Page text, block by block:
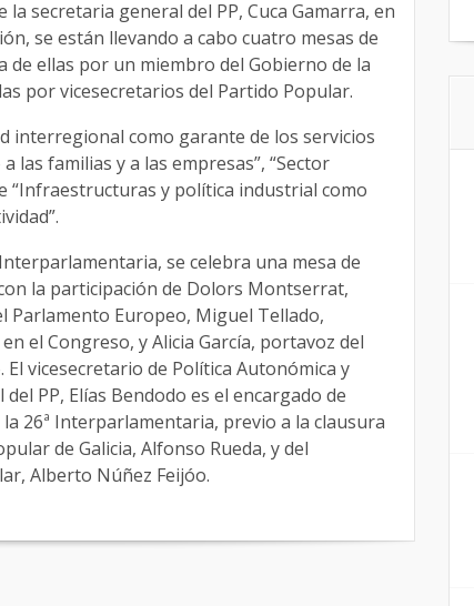
secretaria general del PP, Cuca Gamarra, en
se están llevando a cabo cuatro mesas de
de ellas por un miembro del Gobierno de la
por vicesecretarios del Partido Popular.
interregional como garante de los servicios
las familias y a las empresas”, “Sector
“Infraestructuras y política industrial como
se celebra una mesa de
la participación de Dolors Montserrat,
Parlamento Europeo, Miguel Tellado,
el Congreso, y Alicia García, portavoz del
vicesecretario de Política Autonómica y
PP, Elías Bendodo es el encargado de
26ª Interparlamentaria, previo a la clausura
de Galicia, Alfonso Rueda, y del
Alberto Núñez Feijóo.